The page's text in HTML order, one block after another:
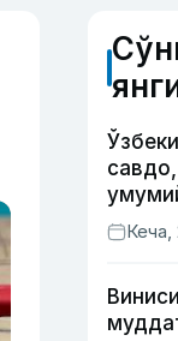
Кеча,